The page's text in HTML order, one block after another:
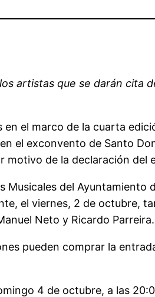
artistas que se darán cita
el marco de la cuarta
el exconvento de Santo
de la declaración del
del Ayuntamiento
el viernes, 2 de octubre,
Neto y Ricardo Parreira.
pueden comprar la
4 de octubre, a las